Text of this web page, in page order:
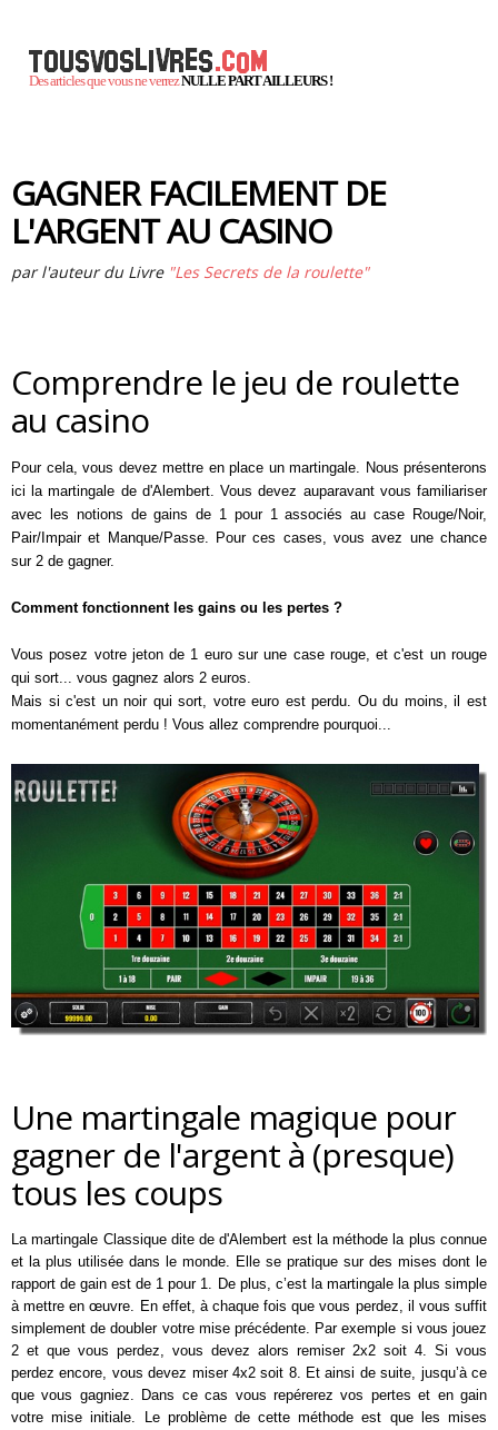
Des articles que vous ne verrezNULLE PART AILLEURS !
GAGNER FACILEMENT DE
L'ARGENT AU CASINO
par l'auteur du Livre "Les Secrets de la roulette"
Comprendre le jeu de roulette
au casino
Pour cela, vous devez mettre en place un martingale. Nous présenterons
ici la martingale de d'Alembert. Vous devez auparavant vous familiariser
avec les notions de gains de 1 pour 1 associés au case Rouge/Noir,
Pair/Impair et Manque/Passe. Pour ces cases, vous avez une chance
sur 2 de gagner.
Comment fonctionnent les gains ou les pertes ?
Vous posez votre jeton de 1 euro sur une case rouge, et c'est un rouge
qui sort... vous gagnez alors 2 euros.
Mais si c'est un noir qui sort, votre euro est perdu. Ou du moins, il est
momentanément perdu ! Vous allez comprendre pourquoi...
Une martingale magique pour
gagner de l'argent à (presque)
tous les coups
La martingale Classique dite de d'Alembert est la méthode la plus connue
et la plus utilisée dans le monde. Elle se pratique sur des mises dont le
rapport de gain est de 1 pour 1. De plus, c’est la martingale la plus simple
à mettre en œuvre. En effet, à chaque fois que vous perdez, il vous suffit
simplement de doubler votre mise précédente. Par exemple si vous jouez
2 et que vous perdez, vous devez alors remiser 2x2 soit 4. Si vous
perdez encore, vous devez miser 4x2 soit 8. Et ainsi de suite, jusqu’à ce
que vous gagniez. Dans ce cas vous repérerez vos pertes et en gain
votre mise initiale. Le problème de cette méthode est que les mises